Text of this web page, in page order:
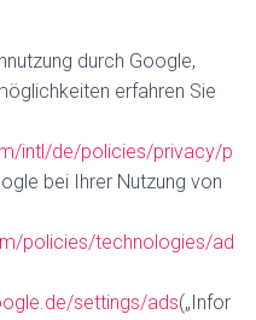
durch Google,
erfahren Sie
intl/de/policies/privacy/p
bei Ihrer Nutzung von
policies/technologies/ad
settings/ads(„Infor